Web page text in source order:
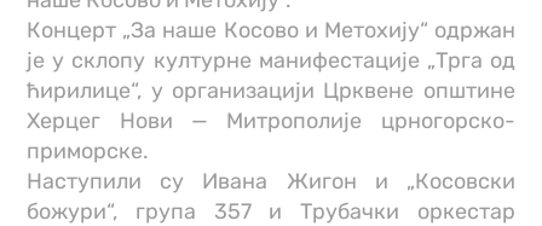
Концерт „За наше Косово и Метохију“ одржан
је у склопу културне манифестације „Трга од
ћирилице“, у организацији Црквене општине
Херцег Нови — Митрополије црногорско-
приморске.
Наступили су Ивана Жигон и „Косовски
божури“, група 357 и Трубачки оркестар